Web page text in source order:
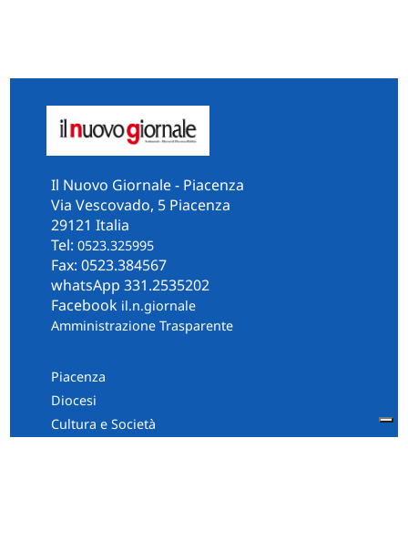
Il Nuovo Giornale - Piacenza
Via Vescovado, 5 Piacenza
29121 Italia
Tel: 0523.325995
Fax: 0523.384567
whatsApp 331.2535202
Facebook il.n.giornale
Amministrazione Trasparente
Piacenza
Diocesi
Cultura e Società